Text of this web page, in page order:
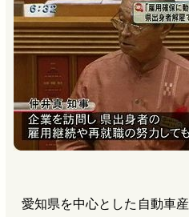
b
o
o
n
a
a
d
s
愛知県を中心とした自動車